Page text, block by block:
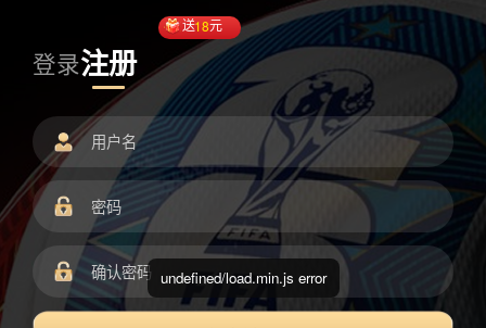
登录注册
送18元
undefined/load.min.js error